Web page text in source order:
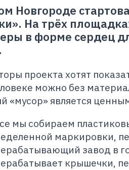
Новгороде
На трёх
в форме сердец
проекта хотят
можно без
«мусор» является
мы собираем
маркировки,
завод в
крышечки,